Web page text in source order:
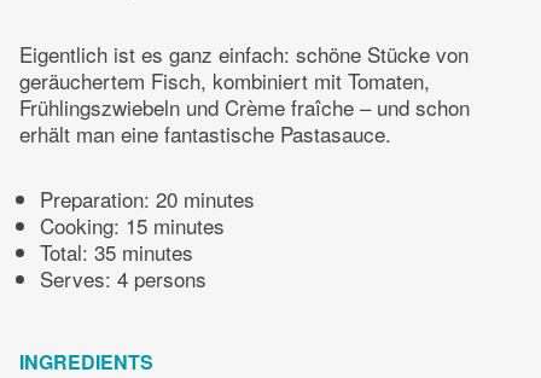
Eigentlich ist es ganz einfach: schöne Stücke von
geräuchertem Fisch, kombiniert mit Tomaten,
Frühlingszwiebeln und Crème fraîche – und schon
erhält man eine fantastische Pastasauce.
Preparation: 20 minutes
Cooking: 15 minutes
Total: 35 minutes
Serves: 4 persons
INGREDIENTS